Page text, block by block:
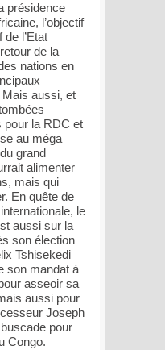
présidence
l’objectif
l’Etat
de la
nations en
aussi, et
pour la RDC et
au méga
grand
alimenter
mais qui
En quête de
le
aussi sur la
son élection
Tshisekedi
son mandat à
asseoir sa
aussi pour
Joseph
pour
Congo.